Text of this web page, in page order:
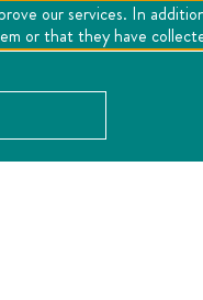
our services. In
or that they have